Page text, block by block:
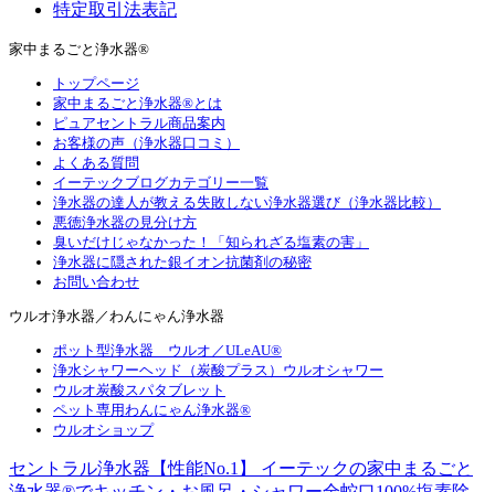
特定取引法表記
家中まるごと浄水器®
トップページ
家中まるごと浄水器®とは
ピュアセントラル商品案内
お客様の声（浄水器口コミ）
よくある質問
イーテックブログカテゴリー一覧
浄水器の達人が教える失敗しない浄水器選び（浄水器比較）
悪徳浄水器の見分け方
臭いだけじゃなかった！「知られざる塩素の害」
浄水器に隠された銀イオン抗菌剤の秘密
お問い合わせ
ウルオ浄水器／わんにゃん浄水器
ポット型浄水器 ウルオ／ULeAU®
浄水シャワーヘッド（炭酸プラス）ウルオシャワー
ウルオ炭酸スパタブレット
ペット専用わんにゃん浄水器®
ウルオショップ
セントラル浄水器【性能No.1】 イーテックの家中まるごと